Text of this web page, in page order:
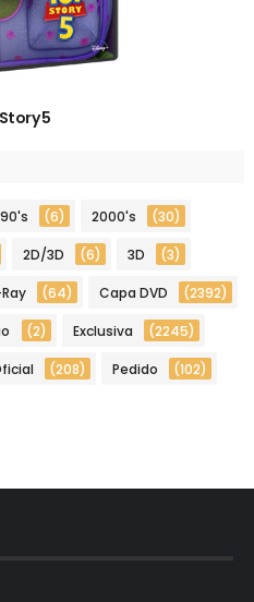
5
(6) 2000's (30)
2D/3D (6) 3D (3)
(64) Capa DVD (2392)
(2) Exclusiva (2245)
(208) Pedido (102)